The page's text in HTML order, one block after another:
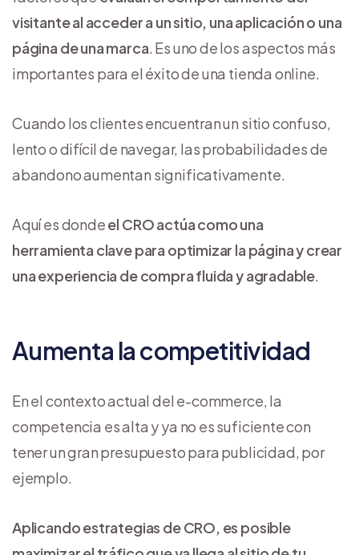
visitante al acceder a un sitio, una aplicación o una
página de una marca . Es uno de los aspectos más
importantes para el éxito de una tienda online.
Cuando los clientes encuentran un sitio confuso,
lento o difícil de navegar, las probabilidades de
abandono aumentan significativamente.
Aquí es dondeel CRO actúa como una
herramienta clave para optimizar la página y crear
una experiencia de compra fluida y agradable
Aumenta la competitividad
En el contexto actual del e-commerce, la
competencia es alta y ya no es suficiente con
tener un gran presupuesto para publicidad, por
ejemplo.
Aplicando estrategias de CRO, es posible